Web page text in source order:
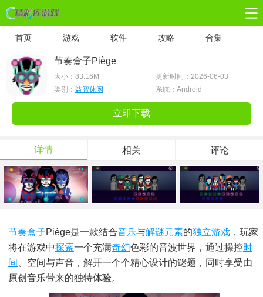
首页 游戏 软件 攻略 合集
节奏盒子Piège
大小： 83.16M
更新时间：2026-06-03
类别： 益智休闲 系统：Android
立即下载
详情 相关 评论
节奏盒子Piège是一款结合音乐与解谜元素的独立游戏 ，玩家
将在游戏中探索一个充满奇幻色彩的音波世界，通过操控时
间
、空间与声音，解开一个个精心设计的谜题，同时享受由
原创音乐带来的独特体验。